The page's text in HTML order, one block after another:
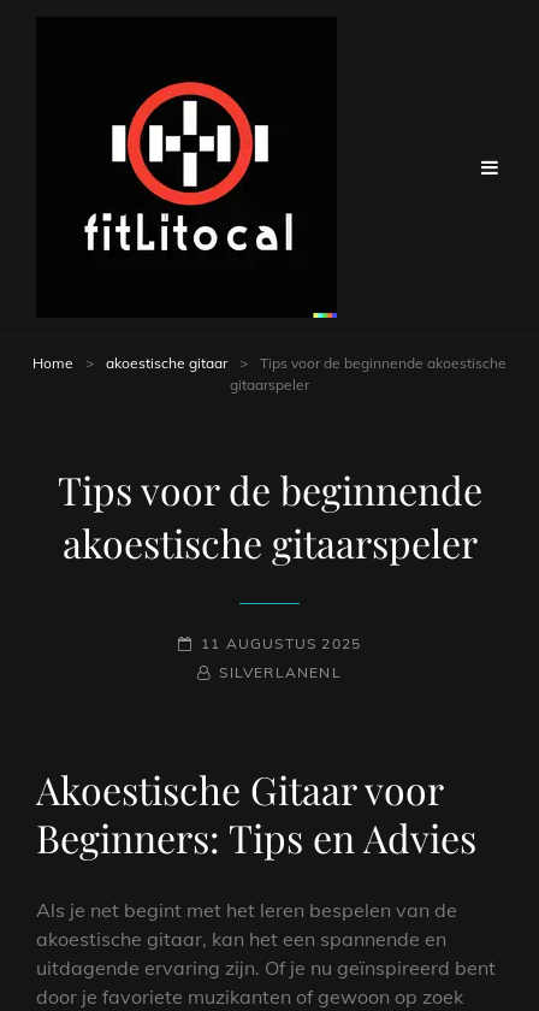
Home > akoestische gitaar >
Tips voor de beginnende akoestische
gitaarspeler
Tips voor de beginnende
akoestische gitaarspeler
GEPLAATST
OP
11 AUGUSTUS 2025
NAAMREGEL
BYLINE
SILVERLANENL
Akoestische Gitaar voor
Beginners: Tips en Advies
Als je net begint met het leren bespelen van de
akoestische gitaar, kan het een spannende en
uitdagende ervaring zijn. Of je nu geïnspireerd bent
door je favoriete muzikanten of gewoon op zoek